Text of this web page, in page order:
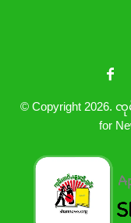
© Copyright 2026. ၸု
for